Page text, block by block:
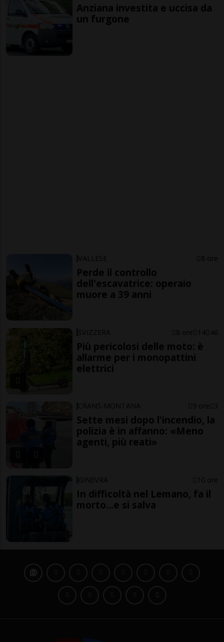
Anziana investita e uccisa da
un furgone
VALLESE 8 ore
Perde il controllo
dell'escavatrice: operaio
muore a 39 anni
SVIZZERA 8 ore 14 46
Più pericolosi delle moto: è
allarme per i monopattini
elettrici
CRANS-MONTANA 9 ore 3
Sette mesi dopo l'incendio, la
polizia è in affanno: «Meno
agenti, più reati»
GINEVRA 10 ore
In difficoltà nel Lemano, fa il
morto...e si salva